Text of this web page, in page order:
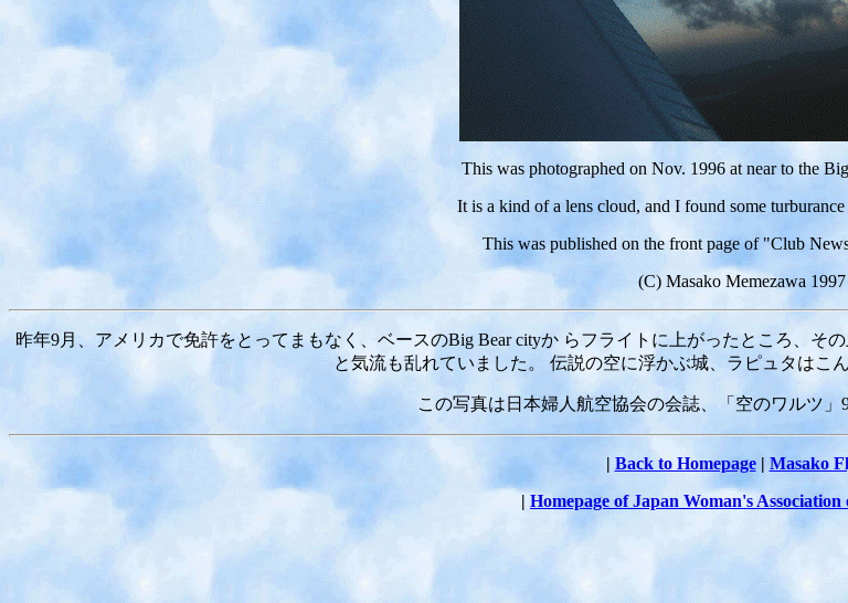
This was photographed on Nov. 1996 at near to the
It is a kind of a lens cloud, and I found some
This was published on the front page of "Club
(C) Masako Memezawa 1997
昨年9月、アメリカで免許をとってまもなく、ベースのBig Bear cityか らフライトに上がったところ、そ
と気流も乱れていました。 伝説の空に浮かぶ城、ラピュタはこ
この写真は日本婦人航空協会の会誌、「空のワルツ」
| Back to Homepage| Masako
| Homepage of Japan Woman's